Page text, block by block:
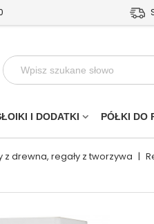
I DODATKI PÓŁKI DO
z drewna, regały z tworzywa |